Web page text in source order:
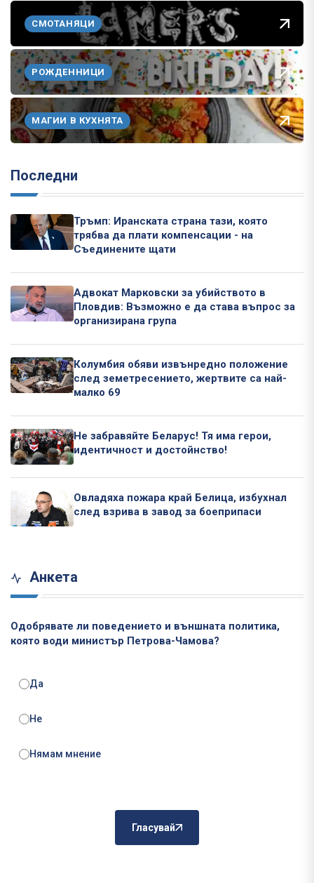
СМОТАНЯЦИ
РОЖДЕННИЦИ
МАГИИ В КУХНЯТА
Последни
Тръмп: Иранската страна тази, която
трябва да плати компенсации - на
Съединените щати
Адвокат Марковски за убийството в
Пловдив: Възможно е да става въпрос за
организирана група
Колумбия обяви извънредно положение
след земетресението, жертвите са най-
малко 69
Не забравяйте Беларус! Тя има герои,
идентичност и достойнство!
Овладяха пожара край Белица, избухнал
след взрива в завод за боеприпаси
Анкета
Одобрявате ли поведението и външната политика,
която води министър Петрова-Чамова?
Да
Не
Нямам мнение
Гласувай